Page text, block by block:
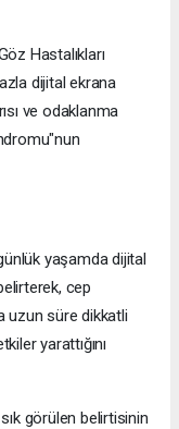
Hastalıkları
dijital ekrana
ve odaklanma
yaşamda dijital
cep
uzun süre dikkatli
yarattığını
görülen belirtisinin